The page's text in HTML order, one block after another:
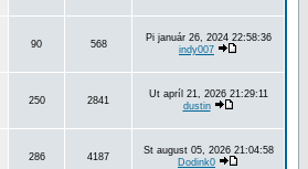
90 568
Pi január 26, 2024 22:58:36
indy007
250 2841
Ut apríl 21, 2026 21:29:11
dustin
286 4187
St august 05, 2026 21:04:58
Dodink0